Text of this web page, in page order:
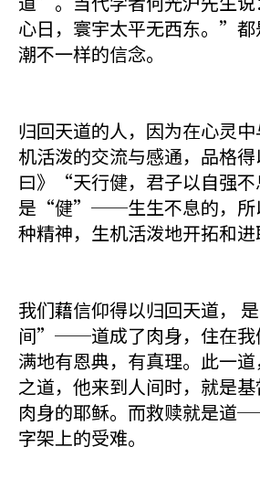
心日，寰宇太平无西东。”都
潮不一样的信念。
归回天道的人，因为在心灵
机活泼的交流与感通，品格
曰》“天行健，君子以自强
是“健”──生生不息的，所
种精神，生机活泼地开拓和进
我们藉信仰得以归回天道，
间”──道成了肉身，住在我
满地有恩典，有真理。此一
之道，他来到人间时，就是
肉身的耶稣。而救赎就是道
字架上的受难。